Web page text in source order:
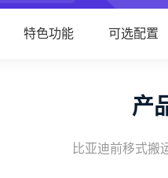
特色功能 可选配置
产
比亚迪前移式搬